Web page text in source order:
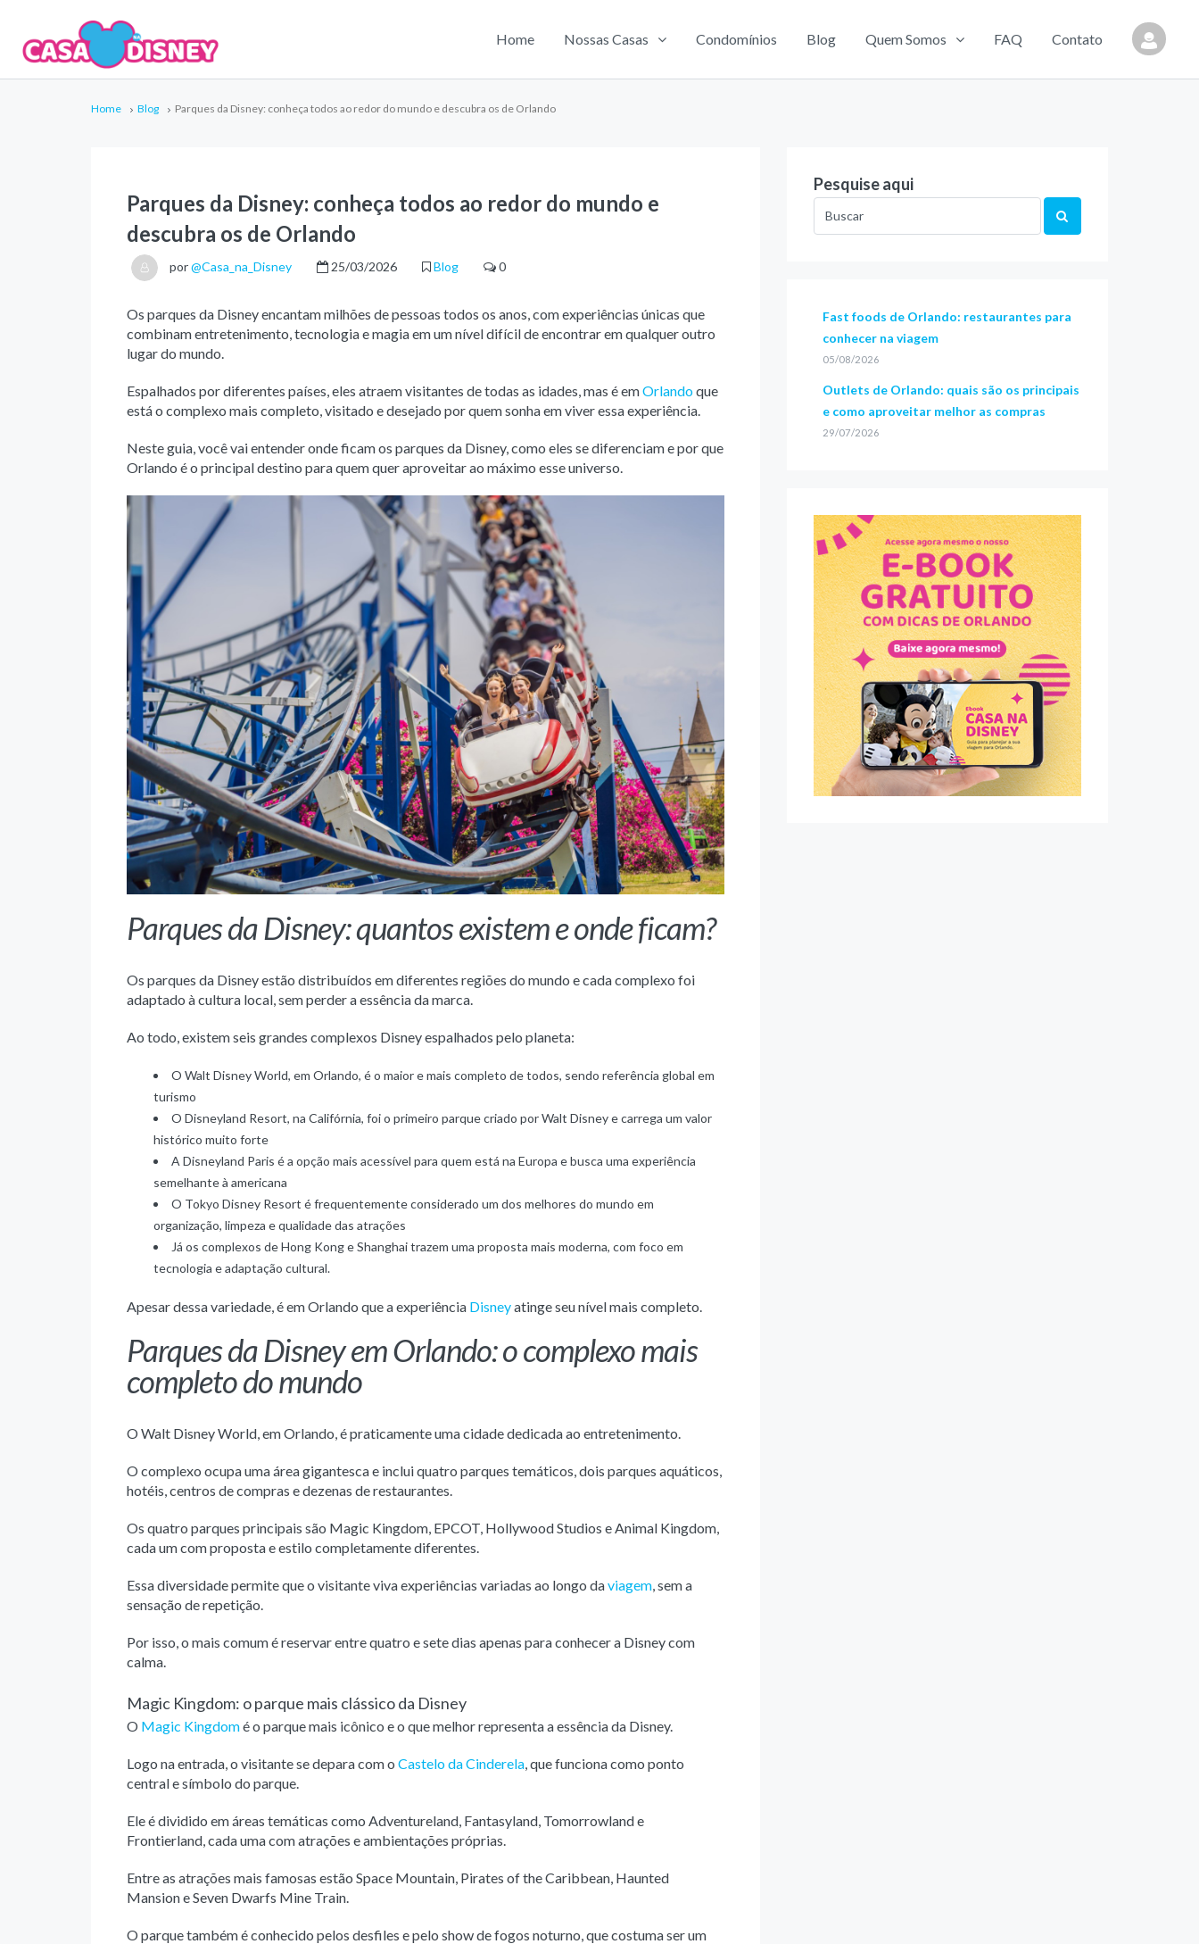
Home Nossas Casas Condomínios Blog Quem Somos FAQ Contato
Home Blog Parques da Disney: conheça todos ao redor do mundo e descubra os de Orlando
Parques da Disney: conheça todos ao redor do mundo e
descubra os de Orlando
por@Casa_na_Disney 25/03/2026 Blog 0
Os parques da Disney encantam milhões de pessoas todos os anos, com experiências únicas que
combinam entretenimento, tecnologia e magia em um nível difícil de encontrar em qualquer outro
lugar do mundo.
Espalhados por diferentes países, eles atraem visitantes de todas as idades, mas é emOrlandoque
está o complexo mais completo, visitado e desejado por quem sonha em viver essa experiência.
Neste guia, você vai entender onde ficam os parques da Disney, como eles se diferenciam e por que
Orlando é o principal destino para quem quer aproveitar ao máximo esse universo.
Parques da Disney: quantos existem e onde ficam?
Os parques da Disney estão distribuídos em diferentes regiões do mundo e cada complexo foi
adaptado à cultura local, sem perder a essência da marca.
Ao todo, existem seis grandes complexos Disney espalhados pelo planeta:
O Walt Disney World, em Orlando, é o maior e mais completo de todos, sendo referência global em
turismo
O Disneyland Resort, na Califórnia, foi o primeiro parque criado por Walt Disney e carrega um valor
histórico muito forte
A Disneyland Paris é a opção mais acessível para quem está na Europa e busca uma experiência
semelhante à americana
O Tokyo Disney Resort é frequentemente considerado um dos melhores do mundo em
organização, limpeza e qualidade das atrações
Já os complexos de Hong Kong e Shanghai trazem uma proposta mais moderna, com foco em
tecnologia e adaptação cultural.
Apesar dessa variedade, é em Orlando que a experiência Disneyatinge seu nível mais completo.
Parques da Disney em Orlando: o complexo mais
completo do mundo
O Walt Disney World, em Orlando, é praticamente uma cidade dedicada ao entretenimento.
O complexo ocupa uma área gigantesca e inclui quatro parques temáticos, dois parques aquáticos,
hotéis, centros de compras e dezenas de restaurantes.
Os quatro parques principais são Magic Kingdom, EPCOT, Hollywood Studios e Animal Kingdom,
cada um com proposta e estilo completamente diferentes.
Essa diversidade permite que o visitante viva experiências variadas ao longo daviagem , sem a
sensação de repetição.
Por isso, o mais comum é reservar entre quatro e sete dias apenas para conhecer a Disney com
calma.
Magic Kingdom: o parque mais clássico da Disney
O Magic Kingdomé o parque mais icônico e o que melhor representa a essência da Disney.
Logo na entrada, o visitante se depara com o Castelo da Cinderela , que funciona como ponto
central e símbolo do parque.
Ele é dividido em áreas temáticas como Adventureland, Fantasyland, Tomorrowland e
Frontierland, cada uma com atrações e ambientações próprias.
Entre as atrações mais famosas estão Space Mountain, Pirates of the Caribbean, Haunted
Mansion e Seven Dwarfs Mine Train.
O parque também é conhecido pelos desfiles e pelo show de fogos noturno, que costuma ser um
Pesquise aqui
Fast foods de Orlando: restaurantes para
conhecer na viagem
05/08/2026
Outlets de Orlando: quais são os principais
e como aproveitar melhor as compras
29/07/2026